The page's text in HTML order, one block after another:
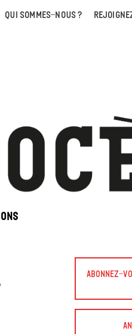
QUI SOMMES-NOUS ?
Abonnez-